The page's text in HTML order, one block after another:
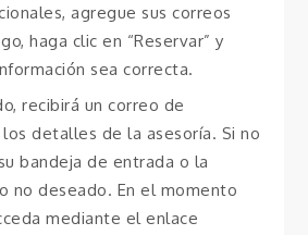
agregue sus correos
haga clic en “Reservar” y
sea correcta.
recibirá un correo de
detalles de la asesoría. Si no
bandeja de entrada o la
no deseado. En el momento
mediante el enlace